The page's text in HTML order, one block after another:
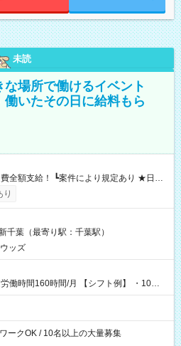
未読
場所で働けるイベント
いたその日に給料もら
┗働いたその日に現金GET♪ お仕事後はコ
き落とせます！ 【試用期間】試
り
千葉（最寄り駅：千葉駅）
ッズ
時間/月 【シフト例】 ・10：
ークOK / 10名以上の大量募集